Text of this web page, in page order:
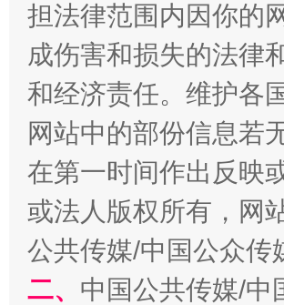
揭开“小金库”的免责幌子
担法律范围内因你的
成伤害和损失的法律
和经济责任。维护各
网站中的部份信息若
在第一时间作出反映
或法人版权所有，网
公共传媒/中国公众传
二、 中国公共传媒/中